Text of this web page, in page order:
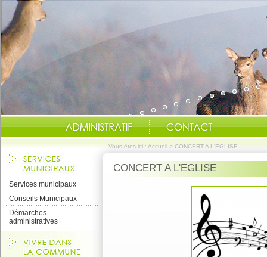
Vous êtes ici : Accueil > CONCERT A L'EGLISE
Services municipaux
Conseils Municipaux
Démarches
administratives
CONCERT A L'EGLISE